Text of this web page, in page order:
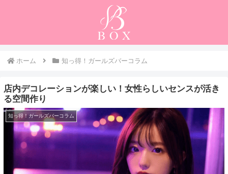
ホーム 知っ得！ガールズバーコラム
店内デコレーションが楽しい！女性らしいセンスが活き
る空間作り
知っ得！ガールズバーコラム